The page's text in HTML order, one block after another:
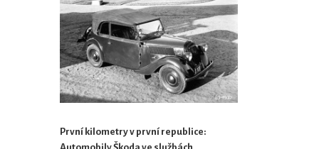
První kilometry v první republice: